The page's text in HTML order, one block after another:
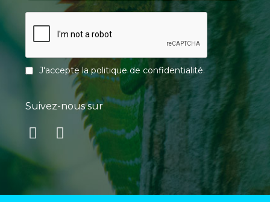
J'accepte lapolitique de confidentialité.
Suivez-nous sur